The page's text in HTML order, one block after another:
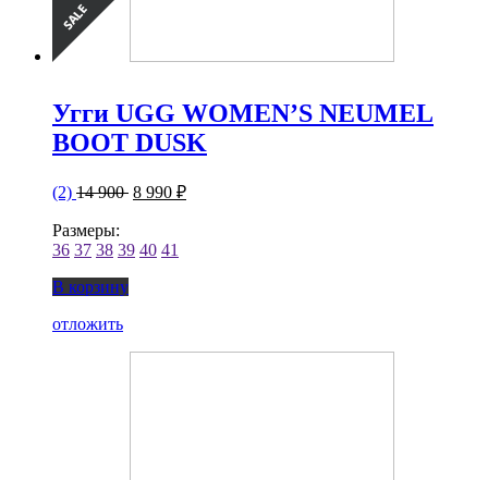
Угги UGG WOMEN’S NEUMEL
BOOT DUSK
(2) 14 900 8 990 ₽
Размеры:
36 37 38 39 40 41
В корзину
отложить